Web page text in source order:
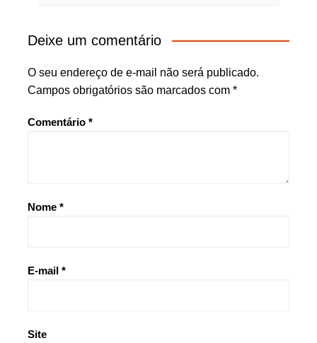
Deixe um comentário
O seu endereço de e-mail não será publicado.
Campos obrigatórios são marcados com *
Comentário *
Nome *
E-mail *
Site